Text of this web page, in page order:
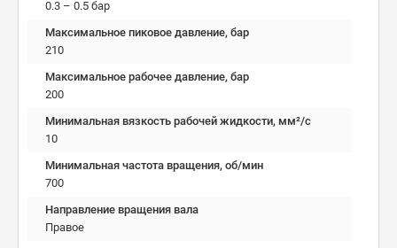
0.3 – 0.5 бар
Максимальное пиковое давление, бар
210
Максимальное рабочее давление, бар
200
Минимальная вязкость рабочей жидкости, мм²/c
10
Минимальная частота вращения, об/мин
700
Направление вращения вала
Правое